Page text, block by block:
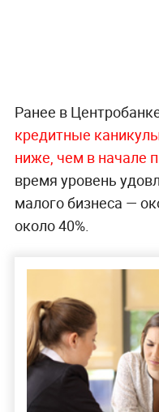
Ранее в
кредитные
ниже, чем в начале
время уровень
малого бизнеса —
около 40%.